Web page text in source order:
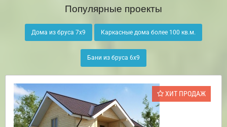
Популярные проекты
Дома из бруса 7х9 Каркасные дома более 100 кв.м.
Бани из бруса 6х9
ХИТ ПРОДАЖ